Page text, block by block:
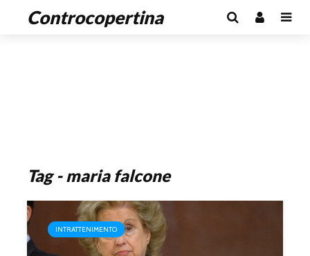
Controcopertina
Tag - maria falcone
INTRATTENIMENTO